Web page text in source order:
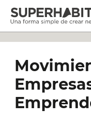
Saltar
contenido